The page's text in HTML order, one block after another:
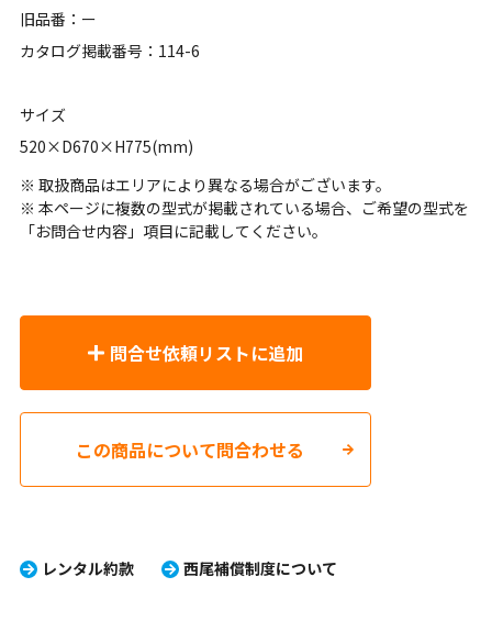
旧品番：ー
カタログ掲載番号：114-6
サイズ
520×D670×H775(mm)
※ 取扱商品はエリアにより異なる場合がございます。
※ 本ページに複数の型式が掲載されている場合、ご希望の型式を
「お問合せ内容」項目に記載してください。
問合せ依頼リストに追加
この商品について問合わせる
レンタル約款 西尾補償制度について